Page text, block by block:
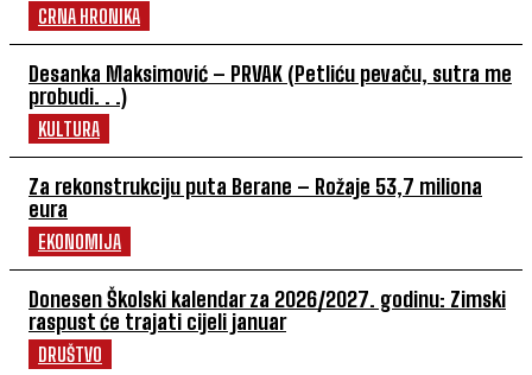
CRNA HRONIKA
Desanka Maksimović – PRVAK (Petliću pevaču, sutra me
probudi. . .)
KULTURA
Za rekonstrukciju puta Berane – Rožaje 53,7 miliona
eura
EKONOMIJA
Donesen Školski kalendar za 2026/2027. godinu: Zimski
raspust će trajati cijeli januar
DRUŠTVO